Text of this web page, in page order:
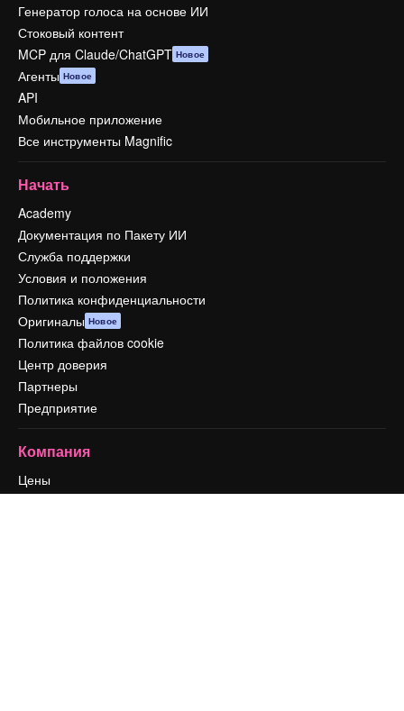
Генератор голоса на основе ИИ
Стоковый контент
MCP для Claude/ChatGPT Новое
Агенты Новое
API
Мобильное приложение
Все инструменты Magnific
Начать
Academy
Документация по Пакету ИИ
Служба поддержки
Условия и положения
Политика конфиденциальности
Оригиналы Новое
Политика файлов cookie
Центр доверия
Партнеры
Предприятие
Компания
Цены